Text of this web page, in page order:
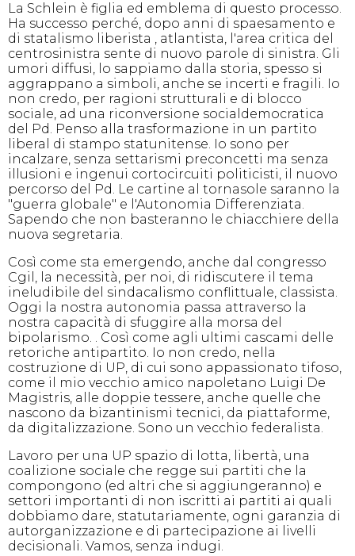
La Schlein è figlia ed emblema di questo processo.
Ha successo perché, dopo anni di spaesamento e
di statalismo liberista , atlantista, l'area critica del
centrosinistra sente di nuovo parole di sinistra. Gli
umori diffusi, lo sappiamo dalla storia, spesso si
aggrappano a simboli, anche se incerti e fragili. Io
non credo, per ragioni strutturali e di blocco
sociale, ad una riconversione socialdemocratica
del Pd. Penso alla trasformazione in un partito
liberal di stampo statunitense. Io sono per
incalzare, senza settarismi preconcetti ma senza
illusioni e ingenui cortocircuiti politicisti, il nuovo
percorso del Pd. Le cartine al tornasole saranno la
"guerra globale" e l'Autonomia Differenziata.
Sapendo che non basteranno le chiacchiere della
nuova segretaria.
Così come sta emergendo, anche dal congresso
Cgil, la necessità, per noi, di ridiscutere il tema
ineludibile del sindacalismo conflittuale, classista.
Oggi la nostra autonomia passa attraverso la
nostra capacità di sfuggire alla morsa del
bipolarismo. . Così come agli ultimi cascami delle
retoriche antipartito. Io non credo, nella
costruzione di UP, di cui sono appassionato tifoso,
come il mio vecchio amico napoletano Luigi De
Magistris, alle doppie tessere, anche quelle che
nascono da bizantinismi tecnici, da piattaforme,
da digitalizzazione. Sono un vecchio federalista.
Lavoro per una UP spazio di lotta, libertà, una
coalizione sociale che regge sui partiti che la
compongono (ed altri che si aggiungeranno) e
settori importanti di non iscritti ai partiti ai quali
dobbiamo dare, statutariamente, ogni garanzia di
autorganizzazione e di partecipazione ai livelli
decisionali. Vamos, senza indugi.